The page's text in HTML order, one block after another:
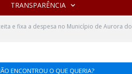
TRANSPARÊNCIA
e fixa a despesa no Município de Aurora do
ENCONTROU O QUE QUERIA?